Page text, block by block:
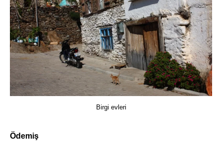
Birgi evleri
Ödemiş